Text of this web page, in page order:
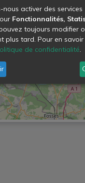
nous activer des services
Fonctionnalités,
toujours modifier
plus tard. Pour en savoir
de confidentialité.